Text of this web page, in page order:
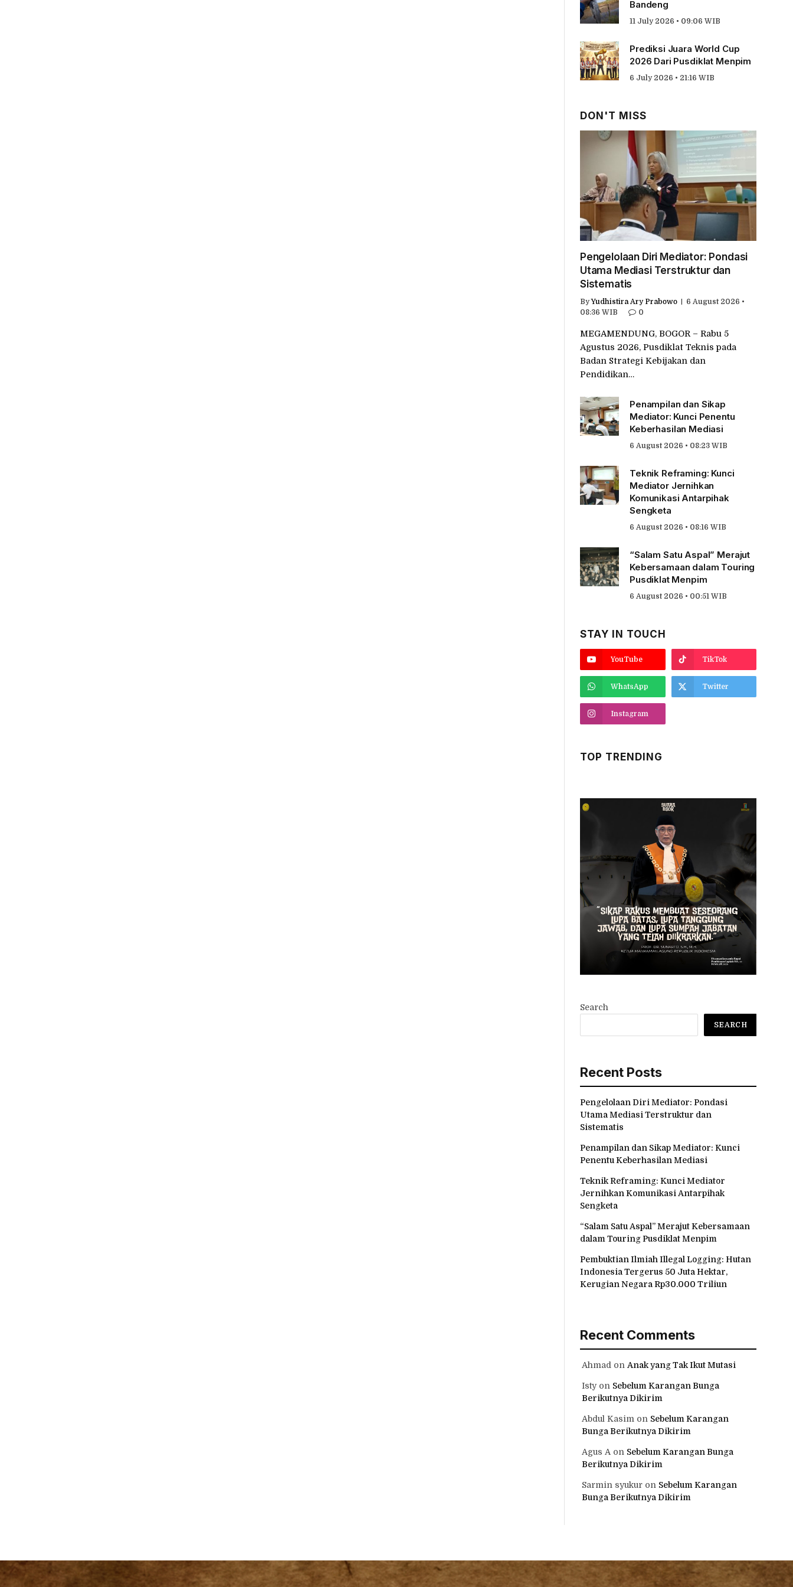
Bandeng
11 July 2026 • 09:06 WIB
Prediksi Juara World Cup
2026 Dari Pusdiklat Menpim
6 July 2026 • 21:16 WIB
DON'T MISS
Pengelolaan Diri Mediator: Pondasi
Utama Mediasi Terstruktur dan
Sistematis
By Yudhistira Ary Prabowo
6 August 2026 •
08:36 WIB
0
MEGAMENDUNG, BOGOR – Rabu 5
Agustus 2026, Pusdiklat Teknis pada
Badan Strategi Kebijakan dan
Pendidikan…
Penampilan dan Sikap
Mediator: Kunci Penentu
Keberhasilan Mediasi
6 August 2026 • 08:23 WIB
Teknik Reframing: Kunci
Mediator Jernihkan
Komunikasi Antarpihak
Sengketa
6 August 2026 • 08:16 WIB
“Salam Satu Aspal” Merajut
Kebersamaan dalam Touring
Pusdiklat Menpim
6 August 2026 • 00:51 WIB
STAY IN TOUCH
YouTube TikTok
WhatsApp Twitter
Instagram
TOP TRENDING
Search
SEARCH
Recent Posts
Pengelolaan Diri Mediator: Pondasi
Utama Mediasi Terstruktur dan
Sistematis
Penampilan dan Sikap Mediator: Kunci
Penentu Keberhasilan Mediasi
Teknik Reframing: Kunci Mediator
Jernihkan Komunikasi Antarpihak
Sengketa
“Salam Satu Aspal” Merajut Kebersamaan
dalam Touring Pusdiklat Menpim
Pembuktian Ilmiah Illegal Logging: Hutan
Indonesia Tergerus 50 Juta Hektar,
Kerugian Negara Rp30.000 Triliun
Recent Comments
Ahmad on Anak yang Tak Ikut Mutasi
Istyon Sebelum Karangan Bunga
Berikutnya Dikirim
Abdul Kasim on Sebelum Karangan
Bunga Berikutnya Dikirim
Agus A on Sebelum Karangan Bunga
Berikutnya Dikirim
Sarmin syukur on Sebelum Karangan
Bunga Berikutnya Dikirim